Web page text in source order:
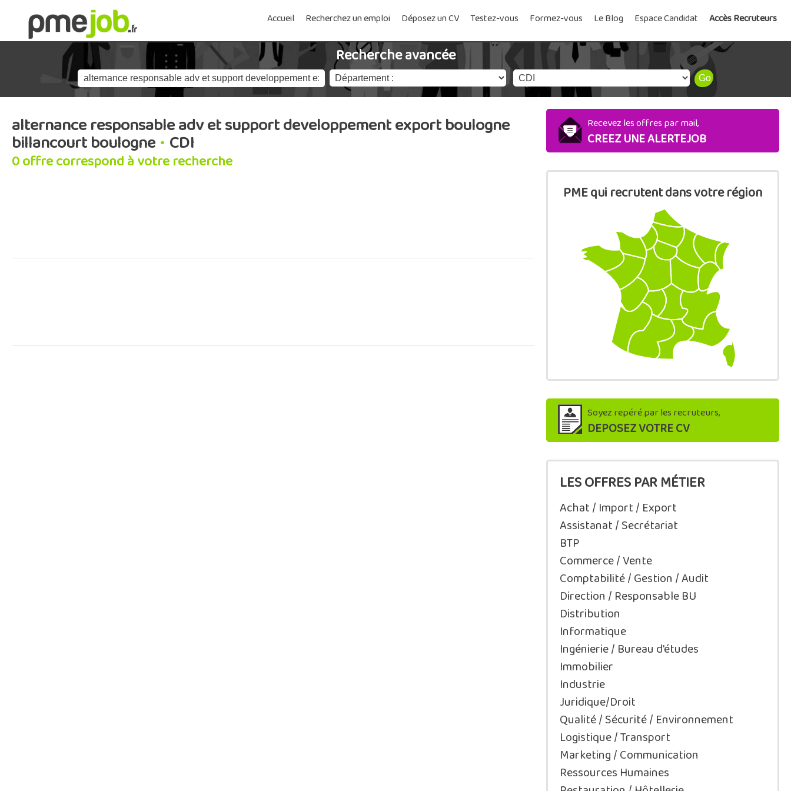
Accueil Recherchez un emploi Déposez un CV Testez-vous Formez-vous Le Blog Espace Candidat Accès Recruteurs
Recherche avancée
alternance responsable adv et support developpement export boulogne
billancourt boulogne • CDI
0 offre correspond à votre recherche
Recevez les offres par mail,
CREEZ UNE ALERTEJOB
PME qui recrutent dans votre région
Soyez repéré par les recruteurs,
DEPOSEZ VOTRE CV
LES OFFRES PAR MÉTIER
Achat / Import / Export
Assistanat / Secrétariat
BTP
Commerce / Vente
Comptabilité / Gestion / Audit
Direction / Responsable BU
Distribution
Informatique
Ingénierie / Bureau d'études
Immobilier
Industrie
Juridique/Droit
Qualité / Sécurité / Environnement
Logistique / Transport
Marketing / Communication
Ressources Humaines